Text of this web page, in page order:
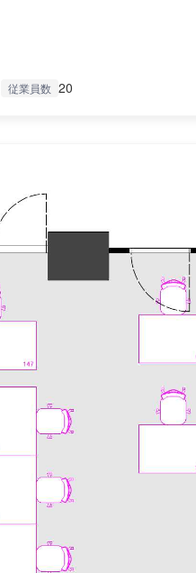
従業員数 20